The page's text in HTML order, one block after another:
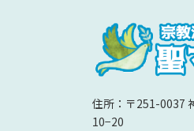
住所：〒251-0037
10−20